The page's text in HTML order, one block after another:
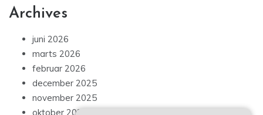
Archives
juni 2026
marts 2026
februar 2026
december 2025
november 2025
oktober 2025